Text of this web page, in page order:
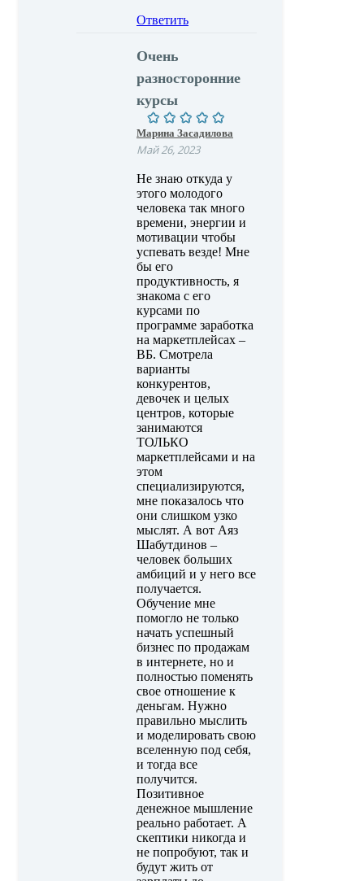
Ответить
Очень
разносторонние
курсы
Марина Засадилова
Май 26, 2023
Не знаю откуда у
этого молодого
человека так много
времени, энергии и
мотивации чтобы
успевать везде! Мне
бы его
продуктивность, я
знакома с его
курсами по
программе заработка
на маркетплейсах –
ВБ. Смотрела
варианты
конкурентов,
девочек и целых
центров, которые
занимаются
ТОЛЬКО
маркетплейсами и на
этом
специализируются,
мне показалось что
они слишком узко
мыслят. А вот Аяз
Шабутдинов –
человек больших
амбиций и у него все
получается.
Обучение мне
помогло не только
начать успешный
бизнес по продажам
в интернете, но и
полностью поменять
свое отношение к
деньгам. Нужно
правильно мыслить
и моделировать свою
вселенную под себя,
и тогда все
получится.
Позитивное
денежное мышление
реально работает. А
скептики никогда и
не попробуют, так и
будут жить от